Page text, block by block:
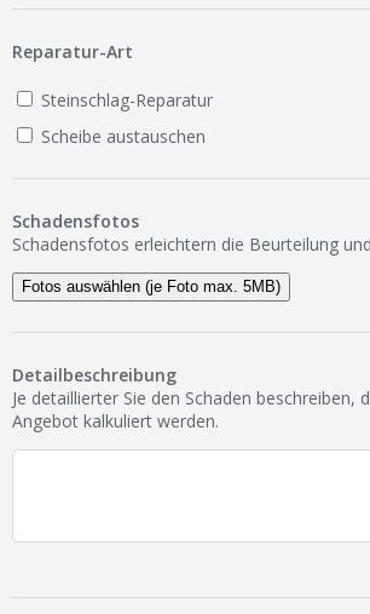
Reparatur-Art
Steinschlag-Reparatur
Scheibe austauschen
Schadensfotos
Schadensfotos erleichtern die Beurteilung
Fotos auswählen (je Foto max. 5MB)
Detailbeschreibung
Je detaillierter Sie den Schaden beschreiben,
Angebot kalkuliert werden.